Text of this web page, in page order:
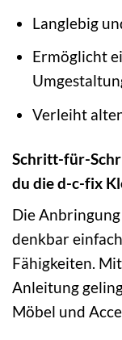
Langlebig
Ermöglicht
Verleiht
Schritt-für-
du die d-c-fix
Die
denkbar
Fähigkeiten.
Anleitung
Möbel und